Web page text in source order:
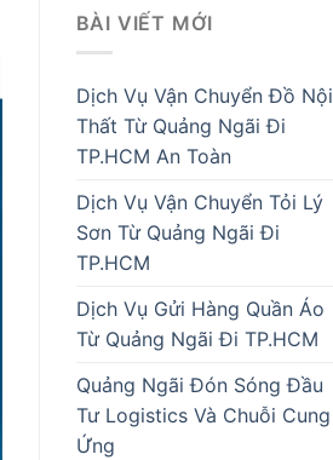
BÀI VIẾT MỚI
Dịch Vụ Vận Chuyển Đồ Nội
Thất Từ Quảng Ngãi Đi
TP.HCM An Toàn
Dịch Vụ Vận Chuyển Tỏi Lý
Sơn Từ Quảng Ngãi Đi
TP.HCM
Dịch Vụ Gửi Hàng Quần Áo
Từ Quảng Ngãi Đi TP.HCM
Quảng Ngãi Đón Sóng Đầu
Tư Logistics Và Chuỗi Cung
Ứng